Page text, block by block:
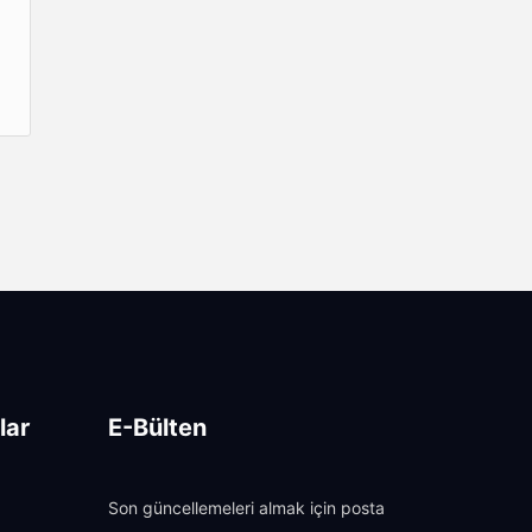
E-Bülten
Son güncellemeleri almak için posta